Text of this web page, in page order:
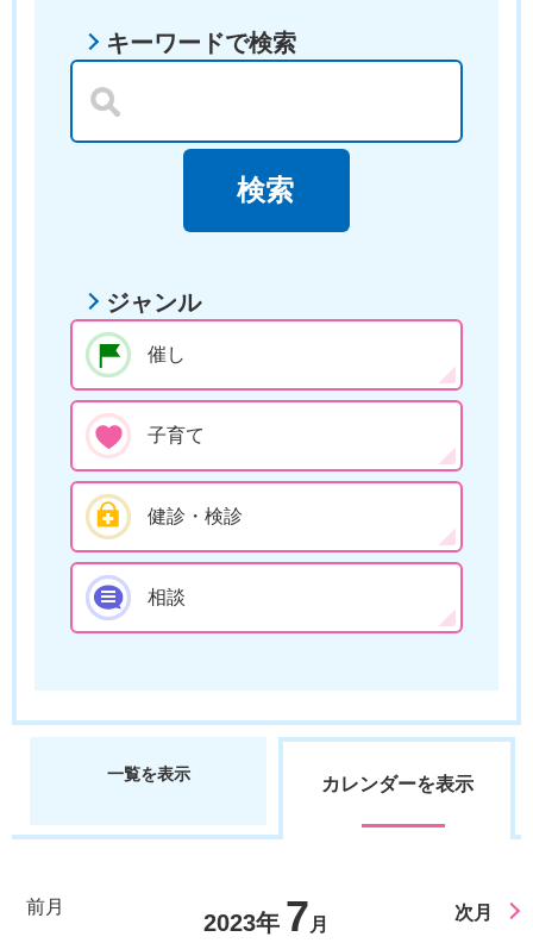
キーワードで検索
ジャンル
催し
子育て
健診・検診
相談
一覧を表示 カレンダーを表示
前月
2023年 7 月
次月